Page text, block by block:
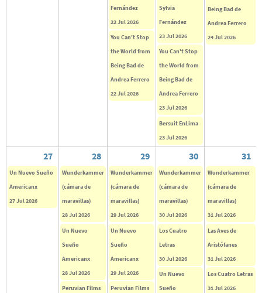
Fernández
22 Jul 2026
You Can't Stop
the World from
Being Bad de
Andrea Ferrero
22 Jul 2026
Sylvia
Fernández
23 Jul 2026
You Can't Stop
the World from
Being Bad de
Andrea Ferrero
23 Jul 2026
Bersuit EnLima
23 Jul 2026
Being Bad de
Andrea Ferrero
24 Jul 2026
27 28 29 30 31
Un Nuevo Sueño
Americanx
27 Jul 2026
Wunderkammer
(cámara de
maravillas)
28 Jul 2026
Un Nuevo
Sueño
Americanx
28 Jul 2026
Peruvian Films
Wunderkammer
(cámara de
maravillas)
29 Jul 2026
Un Nuevo
Sueño
Americanx
29 Jul 2026
Peruvian Films
Wunderkammer
(cámara de
maravillas)
30 Jul 2026
Los Cuatro
Letras
30 Jul 2026
Un Nuevo
Sueño
Wunderkammer
(cámara de
maravillas)
31 Jul 2026
Las Aves de
Aristófanes
31 Jul 2026
Los Cuatro Letras
31 Jul 2026